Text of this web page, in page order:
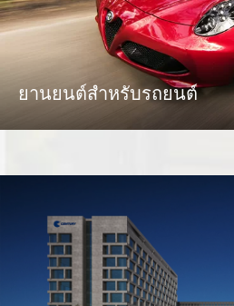
ยานยนต์สำหรับรถยนต์